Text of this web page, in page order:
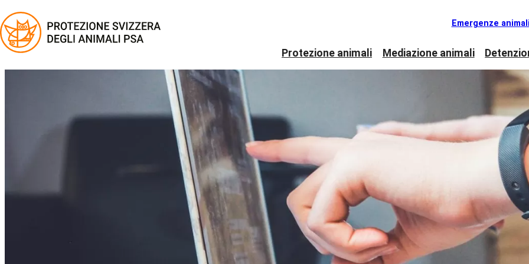
Emergenze animali
Protezione animali Mediazione animali